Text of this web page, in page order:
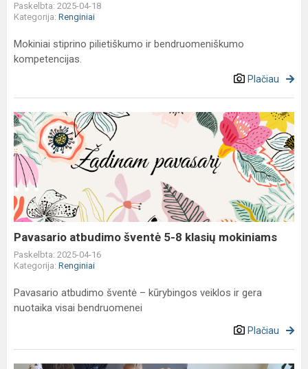
Paskelbta: 2025-04-18
Kategorija: Renginiai
Mokiniai stiprino pilietiškumo ir bendruomeniškumo
kompetencijas.
Plačiau
Pavasario
atbudimo
šventė
5-
8
klasių
mokiniams
Pavasario atbudimo šventė 5-8 klasių mokiniams
Paskelbta: 2025-04-16
Kategorija: Renginiai
Pavasario atbudimo šventė – kūrybingos veiklos ir gera
nuotaika visai bendruomenei
Plačiau